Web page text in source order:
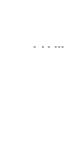
- - - ---